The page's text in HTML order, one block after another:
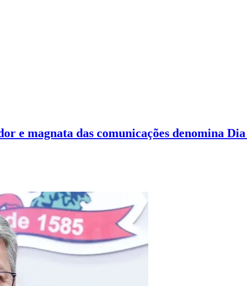
e magnata das comunicações denomina